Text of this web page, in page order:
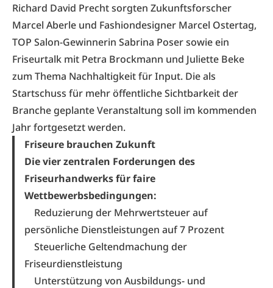
Richard David Precht sorgten Zukunftsforscher
Marcel Aberle und Fashiondesigner Marcel Ostertag,
TOP Salon-Gewinnerin Sabrina Poser sowie ein
Friseurtalk mit Petra Brockmann und Juliette Beke
zum Thema Nachhaltigkeit für Input. Die als
Startschuss für mehr öffentliche Sichtbarkeit der
Branche geplante Veranstaltung soll im kommenden
Jahr fortgesetzt werden.
Friseure brauchen Zukunft
Die vier zentralen Forderungen des
Friseurhandwerks für faire
Wettbewerbsbedingungen:
Reduzierung der Mehrwertsteuer auf
persönliche Dienstleistungen auf 7 Prozent
Steuerliche Geltendmachung der
Friseurdienstleistung
Unterstützung von Ausbildungs- und